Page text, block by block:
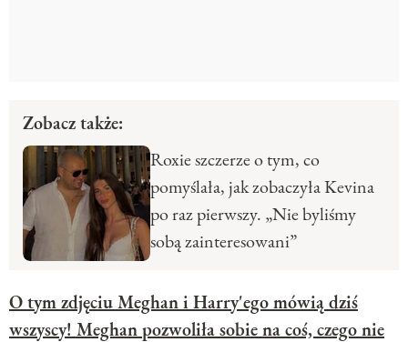
Zobacz także:
Roxie szczerze o tym, co
pomyślała, jak zobaczyła Kevina
po raz pierwszy. „Nie byliśmy
sobą zainteresowani”
O tym zdjęciu Meghan i Harry'ego mówią dziś
wszyscy! Meghan pozwoliła sobie na coś, czego nie